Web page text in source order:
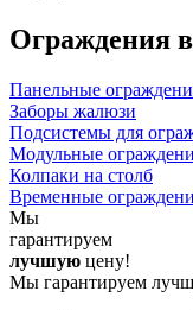
Ограждения
Панельные
Заборы жалюзи
Подсистемы для
Модульные
Колпаки на столб
Временные
Мы
гарантируем
лучшую цену!
Мы гарантируем